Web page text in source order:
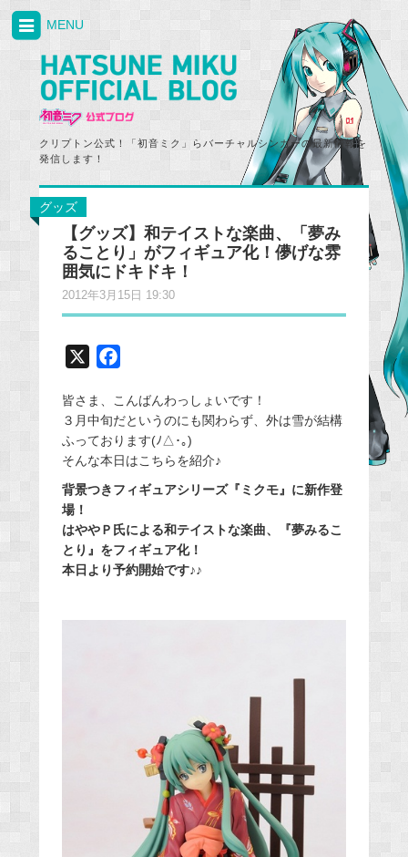
クリプトン公式！「初音ミク」らバーチャルシンガーの最新情報を
発信します！
MENU
グッズ
【グッズ】和テイストな楽曲、「夢み
ることり」がフィギュア化！儚げな雰
囲気にドキドキ！
2012年3月15日 19:30
c
e
b
o
k
皆さま、こんばんわっしょいです！
３月中旬だというのにも関わらず、外は雪が結構
ふっております(ﾉ△･｡)
そんな本日はこちらを紹介♪
背景つきフィギュアシリーズ『ミクモ』に新作登
場！
はややＰ氏による和テイストな楽曲、『夢みるこ
とり』をフィギュア化！
本日より予約開始です♪♪